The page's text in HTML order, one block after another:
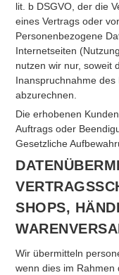
lit. b DSGVO, der die
eines Vertrags oder
Personenbezogene
Internetseiten
nutzen wir nur, soweit
Inanspruchnahme
abzurechnen.
Die erhobenen
Auftrags oder
Gesetzliche
SHOPS,
Wir übermitteln
wenn dies im Rahmen